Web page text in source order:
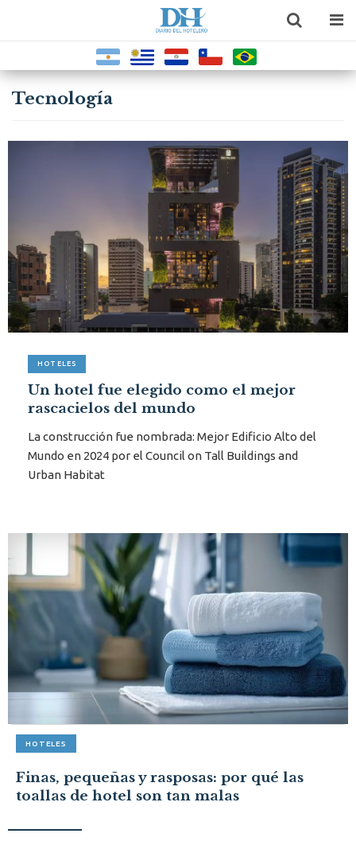
Tecnología
HOTELES
Un hotel fue elegido como el mejor
rascacielos del mundo
La construcción fue nombrada: Mejor Edificio Alto del
Mundo en 2024 por el Council on Tall Buildings and
Urban Habitat
HOTELES
Finas, pequeñas y rasposas: por qué las
toallas de hotel son tan malas